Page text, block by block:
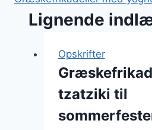
Lignende
Opskrifter
tzatziki til